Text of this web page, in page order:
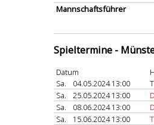
Mannschaftsführer
Spieltermine -
Datum
Sa.
04.05.2024 13:00
Sa.
25.05.2024 13:00
Sa.
08.06.2024 13:00
Sa.
15.06.2024 13:00